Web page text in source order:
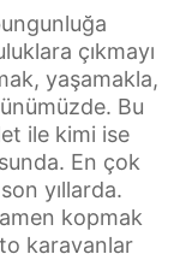
çıkmayı
yaşamakla,
Bu
ile kimi ise
En çok
yıllarda.
kopmak
karavanlar